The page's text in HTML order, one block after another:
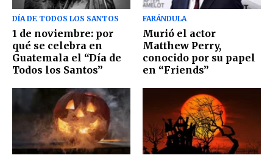
DÍA DE TODOS LOS SANTOS
1 de noviembre: por
qué se celebra en
Guatemala el “Día de
Todos los Santos”
FARÁNDULA
Murió el actor
Matthew Perry,
conocido por su papel
en “Friends”